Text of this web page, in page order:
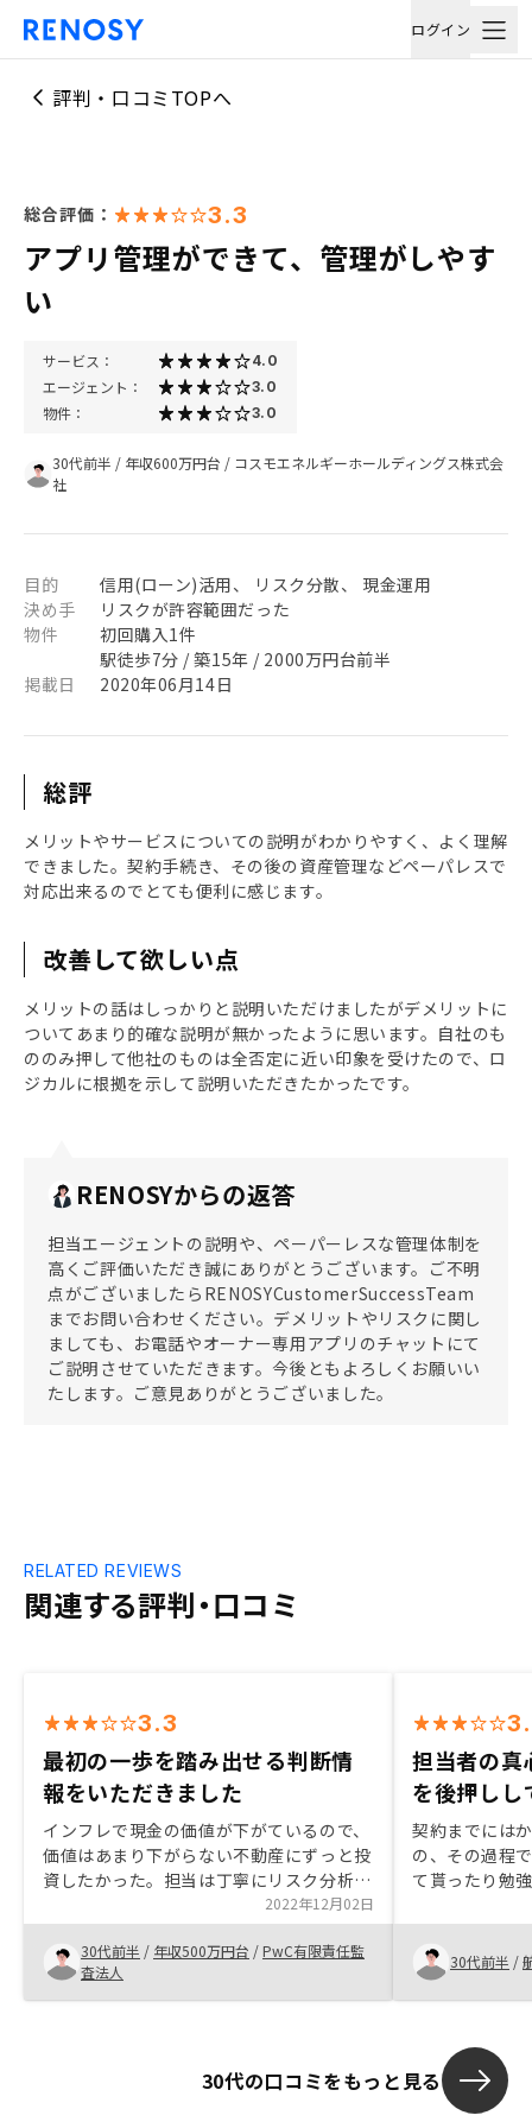
ログイン
評判・口コミTOPへ
総合評価： 3.3
アプリ管理ができて、管理がしやす
い
サービス： 4.0
エージェント： 3.0
物件： 3.0
30代前半 / 年収600万円台 / コスモエネルギーホールディングス株式会
社
目的
信用(ローン)活用、 リスク分散、 現金運用
決め手
リスクが許容範囲だった
物件
初回購入1件
駅徒歩7分 / 築15年 / 2000万円台前半
掲載日
2020年06月14日
総評
メリットやサービスについての説明がわかりやすく、よく理解
できました。契約手続き、その後の資産管理などペーパレスで
対応出来るのでとても便利に感じます。
改善して欲しい点
メリットの話はしっかりと説明いただけましたがデメリットに
ついてあまり的確な説明が無かったように思います。自社のも
ののみ押して他社のものは全否定に近い印象を受けたので、ロ
ジカルに根拠を示して説明いただきたかったです。
RENOSYからの返答
担当エージェントの説明や、ペーパーレスな管理体制を
高くご評価いただき誠にありがとうございます。ご不明
点がございましたらRENOSYCustomerSuccessTeam
までお問い合わせください。デメリットやリスクに関し
ましても、お電話やオーナー専用アプリのチャットにて
ご説明させていただきます。今後ともよろしくお願いい
たします。ご意見ありがとうございました。
関連する評判・口コミ
RELATED REVIEWS
3.3
最初の一歩を踏み出せる判断情
報をいただきました
インフレで現金の価値が下がているので、
価値はあまり下がらない不動産にずっと投
資したかった。担当は丁寧にリスク分析及
びいろんなシミュレーションで説明してい
ただき、紹介してくれた物件も自分に負担
が大きいではないため、購入にしました。
①しっかり新人教育してください、あちこ
ち伝え忘れ、確認漏れ、何回も追加の資料
2022年12月02日
30代前半 / 年収500万円台 /PwC有限責任監
査法人
担当者の真
を後押しし
契約までには
の、その過程
て貰ったり勉
産形成に対す
思い購入を決
由は業績が良
素晴らしかっ
にRENOSYを
面談を引き受
もスキームを
30代前半 /
30代の口コミをもっと見る